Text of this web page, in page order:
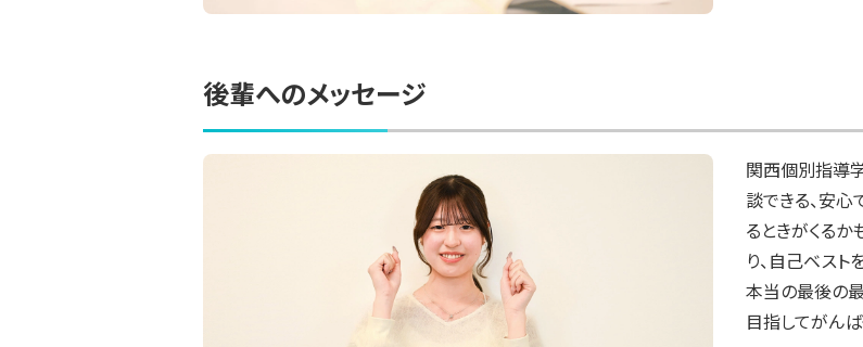
後輩へのメッセージ
関西個別指導
談できる、安
るときがくる
り、自己ベスト
本当の最後の
目指してがんば